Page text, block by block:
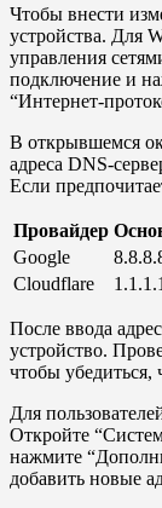
Чтобы внести
устройства. Для
управления
подключение и
“Интернет-
В открывшемся
адреса DNS-
Если
Провайдер
Google
Cloudflare
1.1.1.1
После ввода
устройство.
чтобы убедиться,
Для
Откройте
нажмите
добавить новые